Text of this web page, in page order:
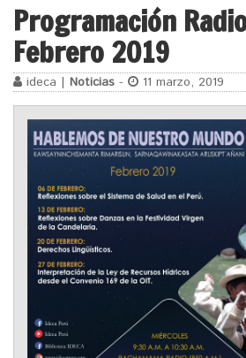
Programación
Febrero 2019
ideca | Noticias - 11 marzo, 2019